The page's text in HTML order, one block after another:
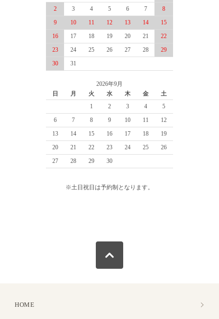
2
3 4 5 6 7
8
9
10 11 12 13 14
15
16
17 18 19 20 21
22
23
24 25 26 27 28
29
30
31
2026年9月
日
月 火 水 木 金
土
1
2 3 4
5
6
7 8 9 10 11
12
13
14 15 16 17 18
19
20
21 22 23 24 25
26
27
28 29 30
※土日祝日は予約制となります。
HOME